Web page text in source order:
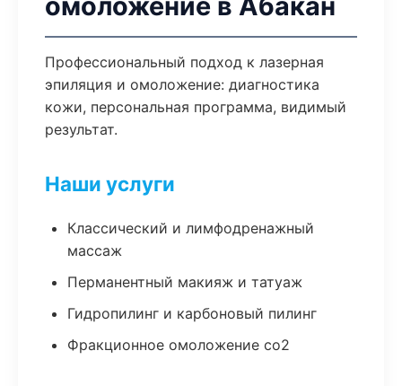
Профессиональный подход к лазерная
эпиляция и омоложение: диагностика
кожи, персональная программа, видимый
результат.
Наши услуги
Классический и лимфодренажный
массаж
Перманентный макияж и татуаж
Гидропилинг и карбоновый пилинг
Фракционное омоложение co2